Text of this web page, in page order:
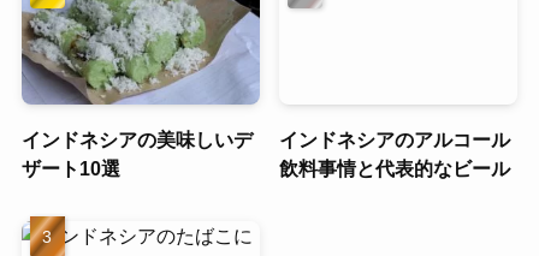
インドネシアの美味しいデ
ザート10選
インドネシアのアルコール
飲料事情と代表的なビール